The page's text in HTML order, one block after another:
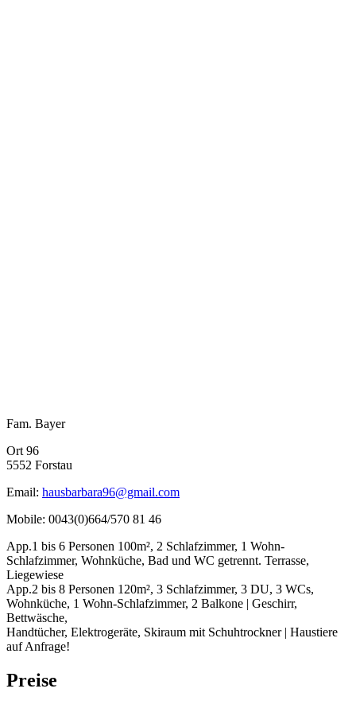
Fam. Bayer
Ort 96
5552 Forstau
Email: hausbarbara96@gmail.com
Mobile: 0043(0)664/570 81 46
App.1 bis 6 Personen 100m², 2 Schlafzimmer, 1 Wohn-
Schlafzimmer, Wohnküche, Bad und WC getrennt. Terrasse,
Liegewiese
App.2 bis 8 Personen 120m², 3 Schlafzimmer, 3 DU, 3 WCs,
Wohnküche, 1 Wohn-Schlafzimmer, 2 Balkone | Geschirr,
Bettwäsche,
Handtücher, Elektrogeräte, Skiraum mit Schuhtrockner | Haustiere
auf Anfrage!
Preise